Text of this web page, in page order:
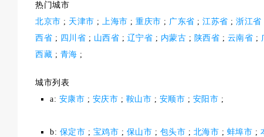
热门城市
北京市 ; 天津市 ; 上海市 ; 重庆市 ; 广东省 ; 江苏省 ; 浙江省
西省 ; 四川省 ; 山西省 ; 辽宁省 ; 内蒙古 ; 陕西省 ; 云南省 ;
西藏 ; 青海 ;
城市列表
a: 安康市 ; 安庆市 ; 鞍山市 ; 安顺市 ; 安阳市 ;
b: 保定市 ; 宝鸡市 ; 保山市 ; 包头市 ; 北海市 ; 蚌埠市 ;